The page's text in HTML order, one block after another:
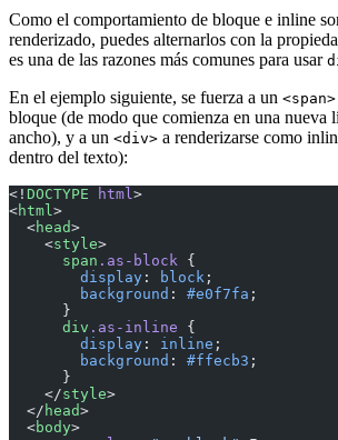
Como el comportamiento de bloque e inline
renderizado, puedes alternarlos con la
es una de las razones más comunes para usar
En el ejemplo siguiente, se fuerza a un <span>
bloque (de modo que comienza en una nueva
ancho), y a un <div> a renderizarse como
dentro del texto):
<! DOCTYPE html>
<html>
  <
head>
    <
style>
      span
.as-block {
        display
: block ;
        background
: #e0f7fa ;
      }
      div
.as-inline {
        display
: inline ;
        background
: #ffecb3 ;
      }
    </
style>
  </
head>
  <
body>